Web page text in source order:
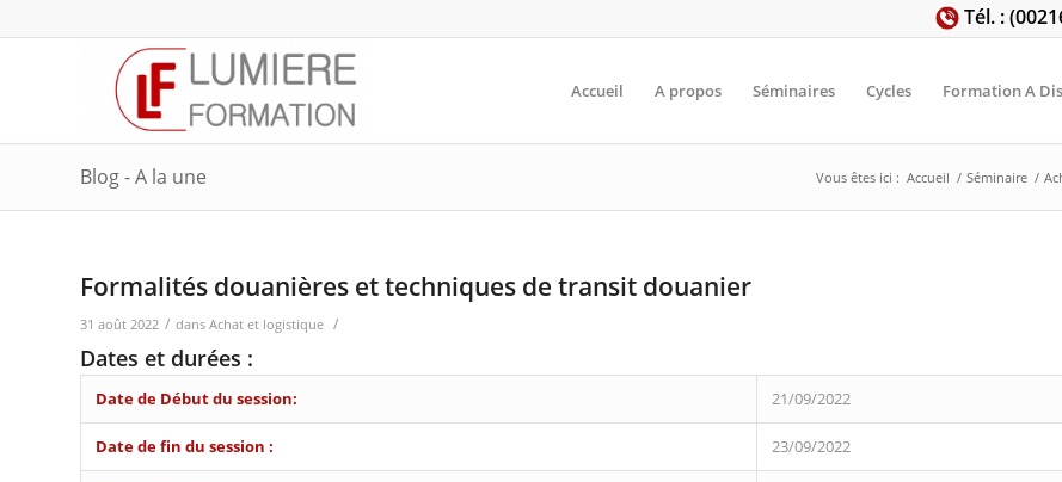
Tél. :
Accueil A propos Séminaires Cycles Formation A
Blog - A la une Vous êtes ici : Accueil / Séminaire /
Formalités douanières et techniques de transit douanier
31 août 2022 / dans Achat et logistique /
Dates et durées :
Date de Début du session: 21/09/2022
Date de fin du session : 23/09/2022